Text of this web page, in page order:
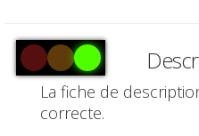
La fiche de
correcte.